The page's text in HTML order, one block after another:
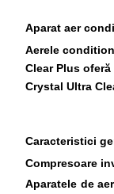
Aparat aer
Aerele
Clear Plus
Crystal Ultra
Caracteristici
Compresoare
Aparatele de